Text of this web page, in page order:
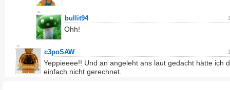
bullit94
Ohh!
c3poSAW
Yeppieeee!! Und an angeleht ans laut gedacht hätte ich
einfach nicht gerechnet.